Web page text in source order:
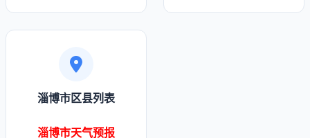
淄博市区县列表
淄博市天气预报